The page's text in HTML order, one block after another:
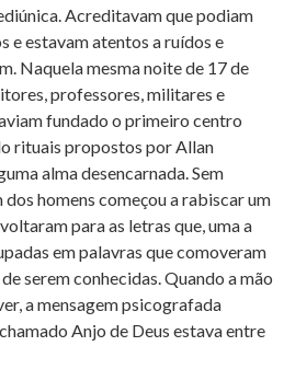
Acreditavam que podiam
estavam atentos a ruídos e
Naquela mesma noite de 17 de
professores, militares e
fundado o primeiro centro
rituais propostos por Allan
alma desencarnada. Sem
dos homens começou a rabiscar um
para as letras que, uma a
em palavras que comoveram
serem conhecidas. Quando a mão
a mensagem psicografada
Anjo de Deus estava entre